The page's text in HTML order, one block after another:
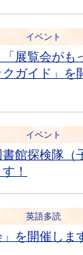
イベント
「展覧会がも
ガイド」を
イベント
館探検隊（
！
英語多読
」を開催しま